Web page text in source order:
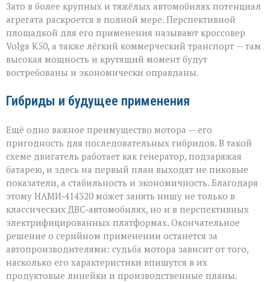
Зато в более крупных и тяжёлых автомобилях потенциал
агрегата раскроется в полной мере. Перспективной
площадкой для его применения называют кроссовер
Volga К50, а также лёгкий коммерческий транспорт — там
высокая мощность и крутящий момент будут
востребованы и экономически оправданы.
Гибриды и будущее применения
Ещё одно важное преимущество мотора — его
пригодность для последовательных гибридов. В такой
схеме двигатель работает как генератор, подзаряжая
батарею, и здесь на первый план выходят не пиковые
показатели, а стабильность и экономичность. Благодаря
этому НАМИ‑414320 может занять нишу не только в
классических ДВС‑автомобилях, но и в перспективных
электрифицированных платформах. Окончательное
решение о серийном применении останется за
автопроизводителями: судьба мотора зависит от того,
насколько его характеристики впишутся в их
продуктовые линейки и производственные планы.